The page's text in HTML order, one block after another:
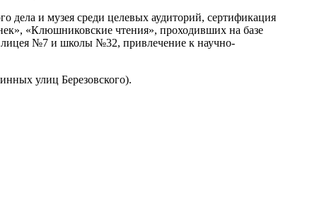
дела и музея среди целевых аудиторий, сертификация
«Клюшниковские чтения», проходивших на базе
№7 и школы №32, привлечение к научно-
улиц Березовского).